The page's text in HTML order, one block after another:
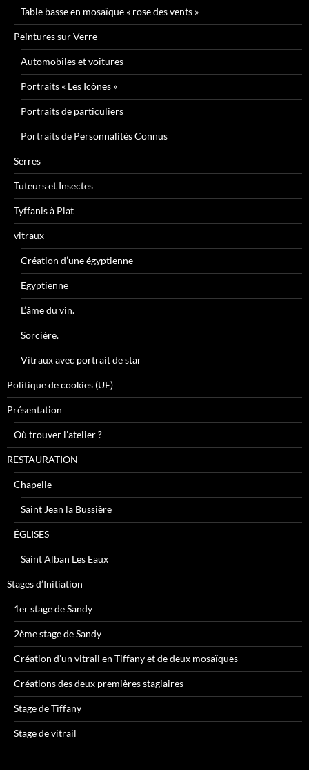
Table basse en mosaïque « rose des vents »
Peintures sur Verre
Automobiles et voitures
Portraits « Les Icônes »
Portraits de particuliers
Portraits de Personnalités Connus
Serres
Tuteurs et Insectes
Tyffanis à Plat
vitraux
Création d’une égyptienne
Egyptienne
L’âme du vin.
Sorcière.
Vitraux avec portrait de star
Politique de cookies (UE)
Présentation
Où trouver l’atelier ?
RESTAURATION
Chapelle
Saint Jean la Bussière
ÉGLISES
Saint Alban Les Eaux
Stages d’Initiation
1er stage de Sandy
2ème stage de Sandy
Création d’un vitrail en Tiffany et de deux mosaïques
Créations des deux premières stagiaires
Stage de Tiffany
Stage de vitrail